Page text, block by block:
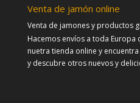
Venta de jamón online
Venta de jamones y productos
Hacemos envíos a toda Europa
nuetra tienda online y
y descubre otros nuevos y